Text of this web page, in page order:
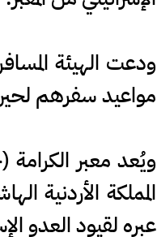
ودعت الهيئة
مواعيد سفرهم
ويُعد معبر الكرامة
المملكة الأردنية
عبره لقيود العدو